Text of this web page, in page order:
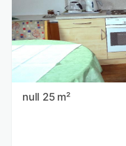
null 25 m²